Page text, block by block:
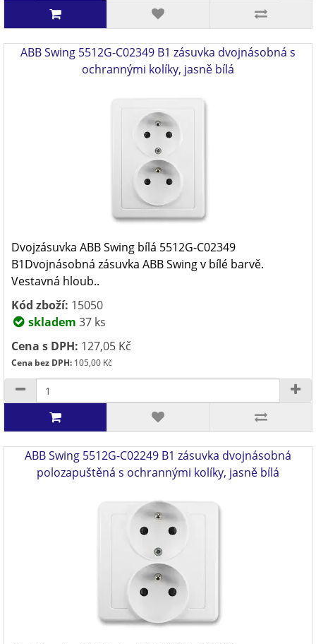
ABB Swing 5512G-C02349 B1 zásuvka dvojnásobná s
ochrannými kolíky, jasně bílá
Dvojzásuvka ABB Swing bílá 5512G-C02349
B1Dvojnásobná zásuvka ABB Swing v bílé barvě.
Vestavná hloub..
Kód zboží: 15050
skladem 37 ks
Cena s DPH: 127,05 Kč
Cena bez DPH: 105,00 Kč
ABB Swing 5512G-C02249 B1 zásuvka dvojnásobná
polozapuštěná s ochrannými kolíky, jasně bílá